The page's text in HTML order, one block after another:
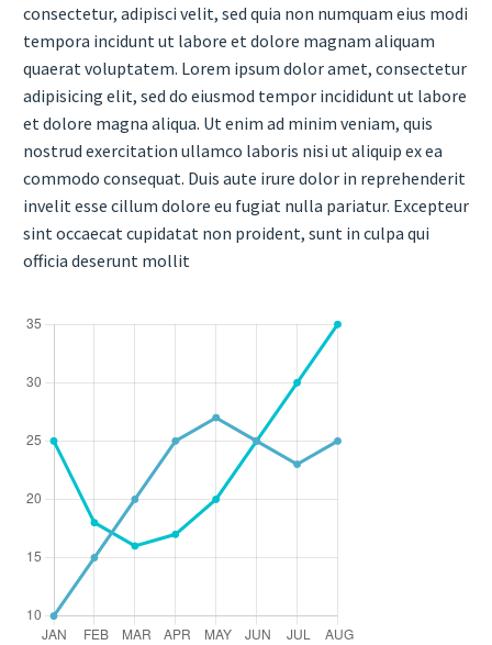
consectetur, adipisci velit, sed quia non numquam eius modi
tempora incidunt ut labore et dolore magnam aliquam
quaerat voluptatem. Lorem ipsum dolor amet, consectetur
adipisicing elit, sed do eiusmod tempor incididunt ut labore
et dolore magna aliqua. Ut enim ad minim veniam, quis
nostrud exercitation ullamco laboris nisi ut aliquip ex ea
commodo consequat. Duis aute irure dolor in reprehenderit
invelit esse cillum dolore eu fugiat nulla pariatur. Excepteur
sint occaecat cupidatat non proident, sunt in culpa qui
officia deserunt mollit